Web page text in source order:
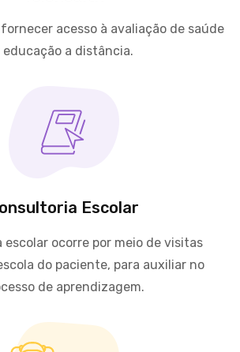
acesso à avaliação de saúde
educação a distância.
Escolar
ocorre por meio de visitas
do paciente, para auxiliar no
de aprendizagem.